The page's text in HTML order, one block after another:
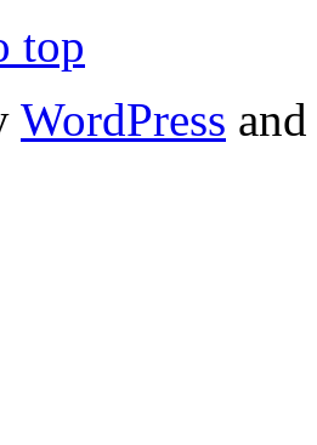
top
WordPress